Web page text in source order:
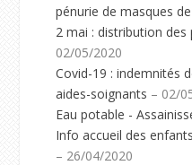
pénurie de masques
2 mai : distribution des
02/05/2020
Covid-19 : indemnités
aides-soignants – 02/
Eau potable -
Info accueil des
– 26/04/2020